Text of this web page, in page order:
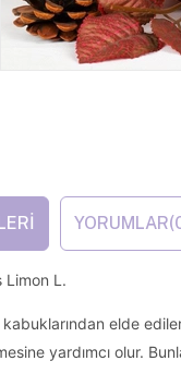
YORUMLAR
Limon L.
kabuklarından elde
yardımcı olur.